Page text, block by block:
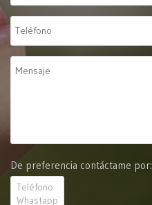
De preferencia contáctame por: